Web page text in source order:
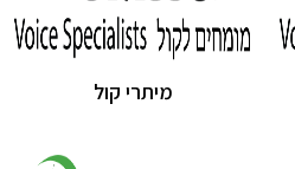
מיתרי קול